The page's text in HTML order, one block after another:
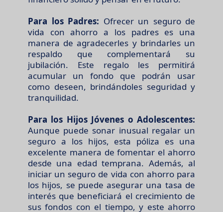
Para los Padres: Ofrecer un seguro de
vida con ahorro a los padres es una
manera de agradecerles y brindarles un
respaldo que complementará su
jubilación. Este regalo les permitirá
acumular un fondo que podrán usar
como deseen, brindándoles seguridad y
tranquilidad.
Para los Hijos Jóvenes o Adolescentes:
Aunque puede sonar inusual regalar un
seguro a los hijos, esta póliza es una
excelente manera de fomentar el ahorro
desde una edad temprana. Además, al
iniciar un seguro de vida con ahorro para
los hijos, se puede asegurar una tasa de
interés que beneficiará el crecimiento de
sus fondos con el tiempo, y este ahorro